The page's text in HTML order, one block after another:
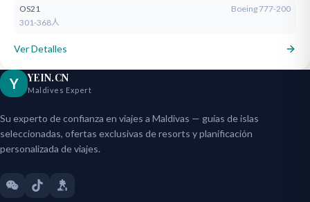
OS21
Boeing 777-200
301-368人
Ver Detalles
Y YEIN.CN
Maldives Expert
Su experto de confianza en viajes a Maldivas — guías de islas
seleccionadas, ofertas exclusivas de resorts y planificación
personalizada de viajes.